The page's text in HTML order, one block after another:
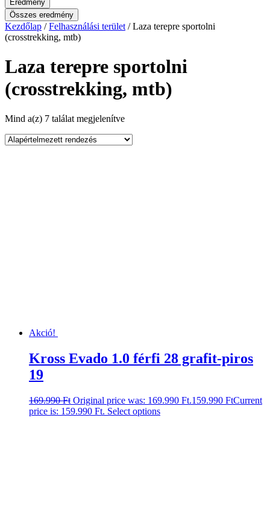
Eredmény
Összes eredmény
Kezdőlap /Felhasználási terület / Laza terepre sportolni
(crosstrekking, mtb)
Laza terepre sportolni
(crosstrekking, mtb)
Mind a(z) 7 találat megjelenítve
Akció!
Kross Evado 1.0 férfi 28 grafit-piros
19
169.990Ft Original price was: 169.990 Ft.159.990 FtCurrent
price is: 159.990 Ft. Select options